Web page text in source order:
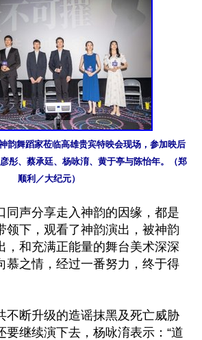
韵舞蹈家莅临高雄贵宾特映会现场，参加映后
彤、蔡承廷、杨咏淯、黄于亭与陈怡年。（郑
顺利／大纪元）
同声分享走入神韵的因缘，都是
领下，观看了神韵演出，被神韵
，和充满正能量的舞台美术深深
慕之情，经过一番努力，终于得
不断升级的造谣抹黑及死亡威胁
要继续演下去，杨咏淯表示：“道